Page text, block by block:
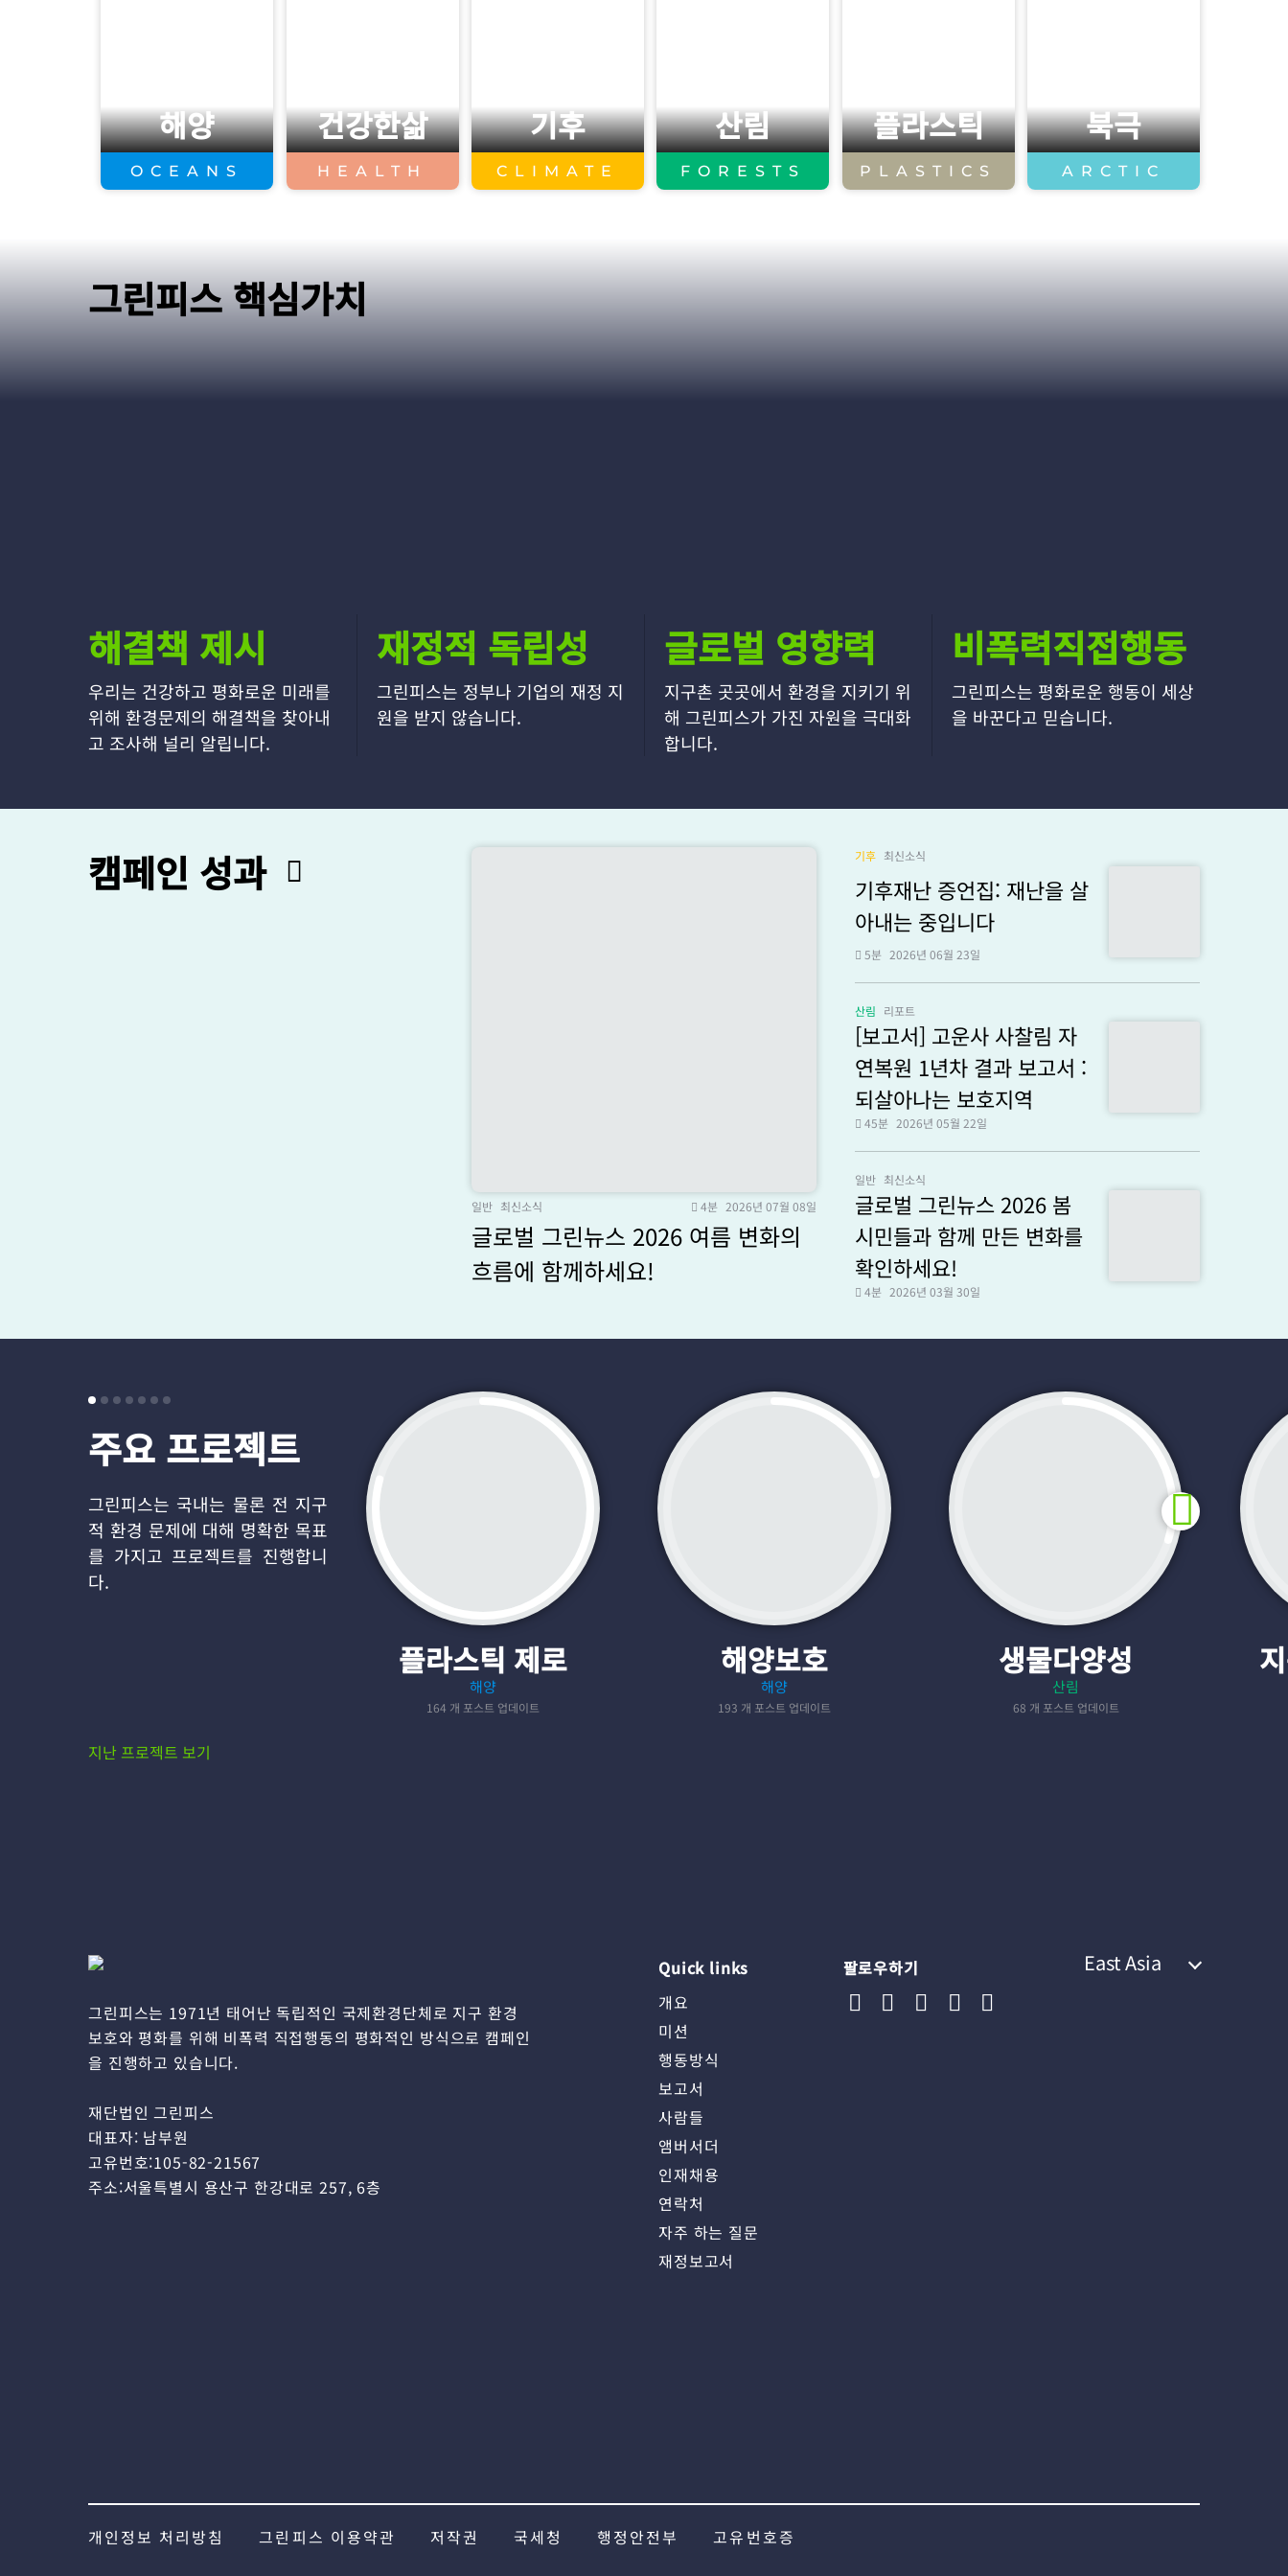
해양
OCEANS
건강한삶
HEALTH
기후
CLIMATE
산림
FORESTS
플라스틱
PLASTICS
북극
ARCTIC
그린피스 핵심가치
해결책 제시
우리는 건강하고 평화로운 미래를
위해 환경문제의 해결책을 찾아내
고 조사해 널리 알립니다.
재정적 독립성
그린피스는 정부나 기업의 재정 지
원을 받지 않습니다.
글로벌 영향력
지구촌 곳곳에서 환경을 지키기 위
해 그린피스가 가진 자원을 극대화
합니다.
비폭력직접행동
그린피스는 평화로운 행동이 세상
을 바꾼다고 믿습니다.
캠페인 성과
일반 최신소식 4분 2026년 07월 08일
글로벌 그린뉴스 2026 여름 변화의
흐름에 함께하세요!
기후 최신소식
기후재난 증언집: 재난을 살
아내는 중입니다
5분 2026년 06월 23일
산림 리포트
[보고서] 고운사 사찰림 자
연복원 1년차 결과 보고서 :
되살아나는 보호지역
45분 2026년 05월 22일
일반 최신소식
글로벌 그린뉴스 2026 봄
시민들과 함께 만든 변화를
확인하세요!
4분 2026년 03월 30일
주요 프로젝트
그린피스는 국내는 물론 전 지구
적 환경 문제에 대해 명확한 목표
를 가지고 프로젝트를 진행합니
다.
플라스틱 제로
해양
164 개 포스트 업데이트
해양보호
해양
193 개 포스트 업데이트
생물다양성
산림
68 개 포스트 업데이트
지난 프로젝트 보기
그린피스는 1971년 태어난 독립적인 국제환경단체로 지구 환경
보호와 평화를 위해 비폭력 직접행동의 평화적인 방식으로 캠페인
을 진행하고 있습니다.
재단법인 그린피스
대표자: 남부원
고유번호:105-82-21567
주소:서울특별시 용산구 한강대로 257, 6층
Quick links
개요
미션
행동방식
보고서
사람들
앰버서더
인재채용
연락처
자주 하는 질문
재정보고서
팔로우하기 East Asia
개인정보 처리방침 그린피스 이용약관 저작권 국세청 행정안전부 고유번호증